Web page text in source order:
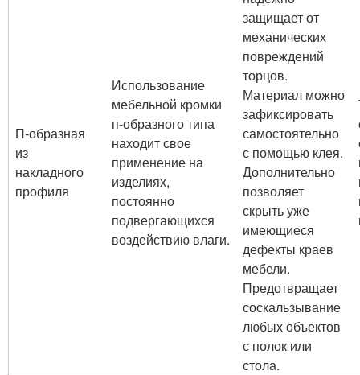
П-образная
из
накладного
профиля
Использование
мебельной кромки
п-образного типа
находит свое
применение на
изделиях,
постоянно
подвергающихся
воздействию влаги.
защищает от
механических
повреждений
торцов.
Материал можно
зафиксировать
самостоятельно
с помощью клея.
Дополнительно
позволяет
скрыть уже
имеющиеся
дефекты краев
мебели.
Предотвращает
соскальзывание
любых объектов
с полок или
стола.